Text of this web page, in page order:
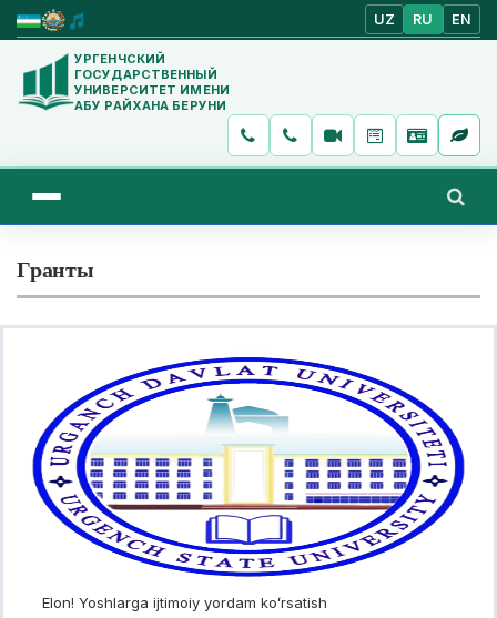
UZ RU EN
УРГЕНЧСКИЙ
ГОСУДАРСТВЕННЫЙ
УНИВЕРСИТЕТ ИМЕНИ
АБУ РАЙХАНА БЕРУНИ
Гранты
Elon! Yoshlarga ijtimoiy yordam koʻrsatish